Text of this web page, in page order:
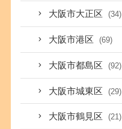
大阪市大正区 (34)
大阪市港区 (69)
大阪市都島区 (92)
大阪市城東区 (29)
大阪市鶴見区 (21)